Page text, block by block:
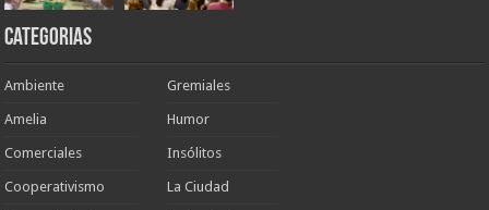
Categorias
Ambiente
Amelia
Comerciales
Cooperativismo
Gremiales
Humor
Insólitos
La Ciudad